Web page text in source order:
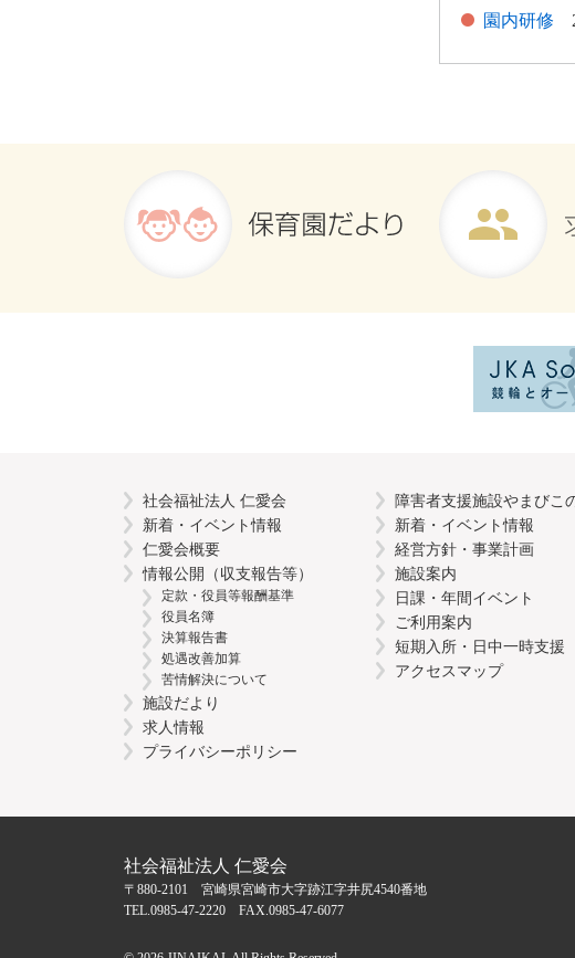
園内研修
社会福祉法人 仁愛会
新着・イベント情報
仁愛会概要
情報公開（収支報告等）
定款・役員等報酬基準
役員名簿
決算報告書
処遇改善加算
苦情解決について
施設だより
求人情報
プライバシーポリシー
障害者支援施設やまびこ
新着・イベント情報
経営方針・事業計画
施設案内
日課・年間イベント
ご利用案内
短期入所・日中一時支援
アクセスマップ
社会福祉法人 仁愛会
〒880-2101 宮崎県宮崎市大字跡江字井尻4540番地
TEL.0985-47-2220 FAX.0985-47-6077